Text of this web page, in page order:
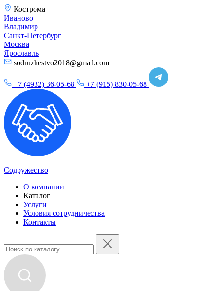
Кострома
Иваново
Владимир
Санкт-Петербург
Москва
Ярославль
sodruzhestvo2018@gmail.com
+7 (4932) 36-05-68 +7 (915) 830-05-68
Содружество
О компании
Каталог
Услуги
Условия сотрудничества
Контакты